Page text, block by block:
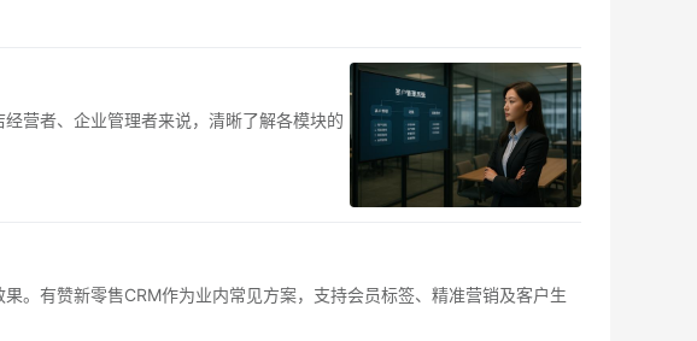
营者、企业管理者来说，清晰了解各模块的
。有赞新零售CRM作为业内常见方案，支持会员标签、精准营销及客户生